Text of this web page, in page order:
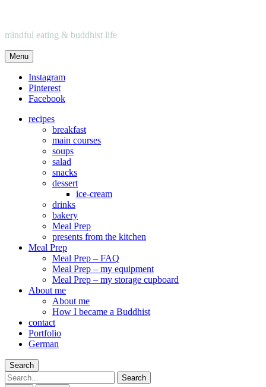
mindful eating & buddhist life
Menu
Instagram
Pinterest
Facebook
recipes
breakfast
main courses
soups
salad
snacks
dessert
ice-cream
drinks
bakery
Meal Prep
presents from the kitchen
Meal Prep
Meal Prep – FAQ
Meal Prep – my equipment
Meal Prep – my storage cupboard
About me
About me
How I became a Buddhist
contact
Portfolio
German
Search
Search